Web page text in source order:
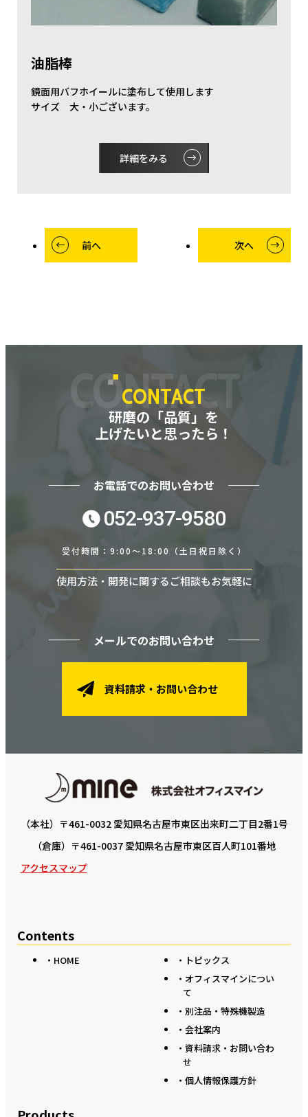
油脂棒
鏡面用バフホイールに塗布して使用します
サイズ 大・小ございます。
詳細をみる
前へ 次へ
CONTACT
CONTACT
研磨の「品質」を
上げたいと思ったら！
お電話でのお問い合わせ
052-937-9580
受付時間：9:00～18:00（土日祝日除く）
使用方法・開発に関するご相談もお気軽に
メールでのお問い合わせ
資料請求・お問い合わせ
（本社）〒461-0032 愛知県名古屋市東区出来町二丁目2番1号
（倉庫）〒461-0037 愛知県名古屋市東区百人町101番地
アクセスマップ
Contents
・HOME
・トピックス
・オフィスマインについ
て
・別注品・特殊機製造
・会社案内
・資料請求・お問い合わ
せ
・個人情報保護方針